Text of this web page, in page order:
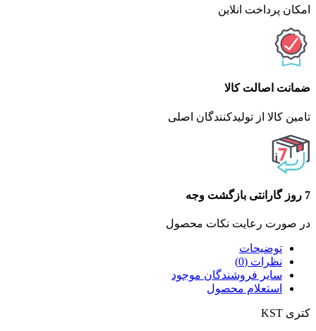
امکان پرداخت انلاین
ضمانت اصالت کالا
تامین کالا از تولیدکنندگان اصلی
7 روز گارانتی بازگشت وجه
در صورت رعایت نکات محصول
توضیحات
نظرات (0)
سایر فروشندگان موجود
استعلام محصول
کتری KST